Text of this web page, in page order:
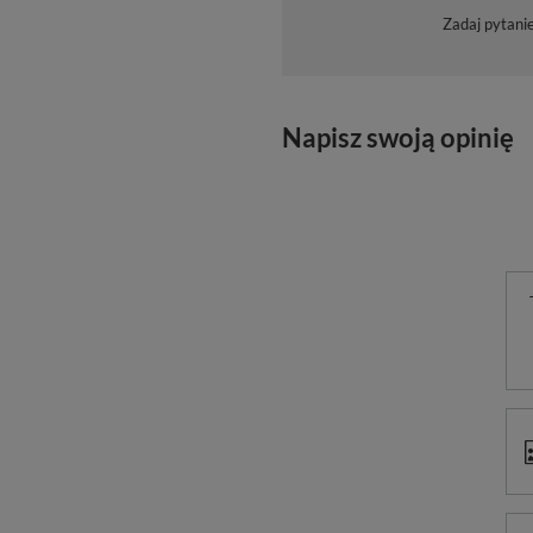
Zadaj
Napisz swoją opinię